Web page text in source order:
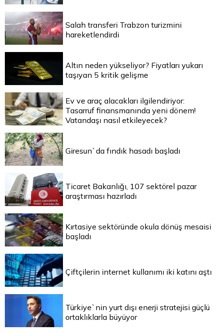
Salah transferi Trabzon turizmini
hareketlendirdi
Altın neden yükseliyor? Fiyatları yukarı
taşıyan 5 kritik gelişme
Ev ve araç alacakları ilgilendiriyor:
Tasarruf finansmanında yeni dönem!
Vatandaşı nasıl etkileyecek?
Giresun`da fındık hasadı başladı
Ticaret Bakanlığı, 107 sektörel pazar
araştırması hazırladı
Kırtasiye sektöründe okula dönüş mesaisi
başladı
Çiftçilerin internet kullanımı iki katını aştı
Türkiye`nin yurt dışı enerji stratejisi güçlü
ortaklıklarla büyüyor